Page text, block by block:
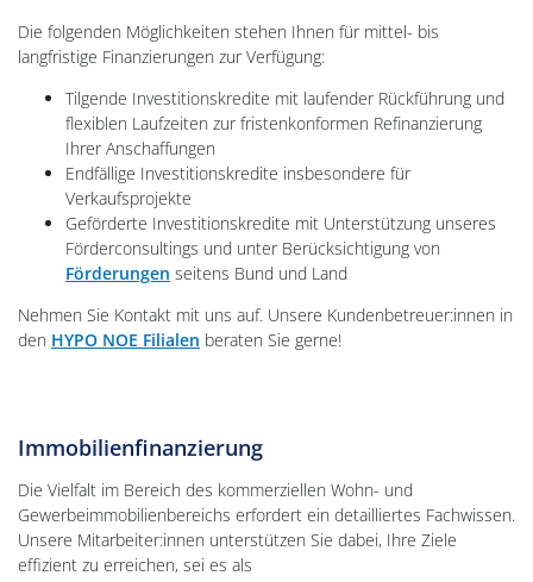
Die folgenden Möglichkeiten stehen Ihnen für mittel- bis
langfristige Finanzierungen zur Verfügung:
Tilgende Investitionskredite mit laufender Rückführung und
flexiblen Laufzeiten zur fristenkonformen Refinanzierung
Ihrer Anschaffungen
Endfällige Investitionskredite insbesondere für
Verkaufsprojekte
Geförderte Investitionskredite mit Unterstützung unseres
Förderconsultings und unter Berücksichtigung von
Förderungen seitens Bund und Land
Nehmen Sie Kontakt mit uns auf. Unsere Kundenbetreuer:innen in
den HYPO NOE Filialen beraten Sie gerne!
Immobilienfinanzierung
Die Vielfalt im Bereich des kommerziellen Wohn- und
Gewerbeimmobilienbereichs erfordert ein detailliertes Fachwissen.
Unsere Mitarbeiter:innen unterstützen Sie dabei, Ihre Ziele
effizient zu erreichen, sei es als